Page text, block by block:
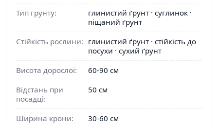
Тип грунту:
глинистий ґрунт · суглинок ·
піщаний ґрунт
Стійкість рослини: глинистий ґрунт · стійкість до
посухи · сухий ґрунт
Висота дорослої:
60-90 см
Відстань при
посадці:
50 см
Ширина крони:
30-60 см